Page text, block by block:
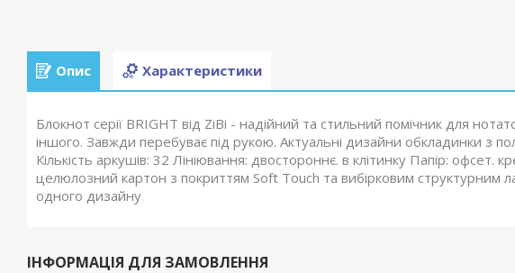
Опис Характеристики
Блокнот серії BRIGHT від ZiBi - надійний та стильний помічник для
іншого. Завжди перебуває під рукою. Актуальні дизайни обкладинки з
Кількість аркушів: 32 Лініювання: двостороннє. в клітинку Папір: офсет.
целюлозний картон з покриттям Soft Touch та вибірковим структурним
одного дизайну
ІНФОРМАЦІЯ ДЛЯ ЗАМОВЛЕННЯ